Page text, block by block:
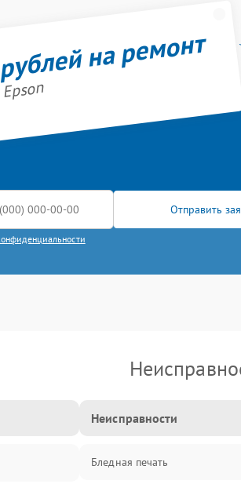
на ремонт
Отправить
Неисправности
Бледная печать